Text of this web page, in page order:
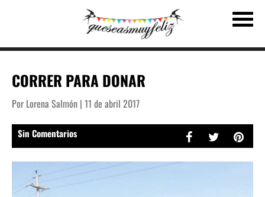
CORRER PARA DONAR
Por Lorena Salmón | 11 de abril 2017
Sin Comentarios